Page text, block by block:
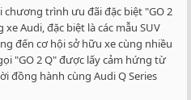
chương trình ưu đãi đặc biệt "GO 2
Audi, đặc biệt là các mẫu SUV
đến cơ hội sở hữu xe cùng nhiều
"GO 2 Q" được lấy cảm hứng từ
đồng hành cùng Audi Q Series